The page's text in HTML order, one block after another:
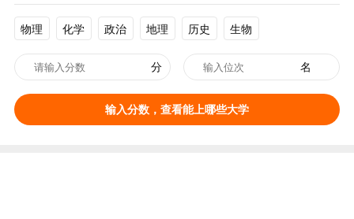
物理 化学 政治 地理 历史 生物
分 名
输入分数，查看能上哪些大学